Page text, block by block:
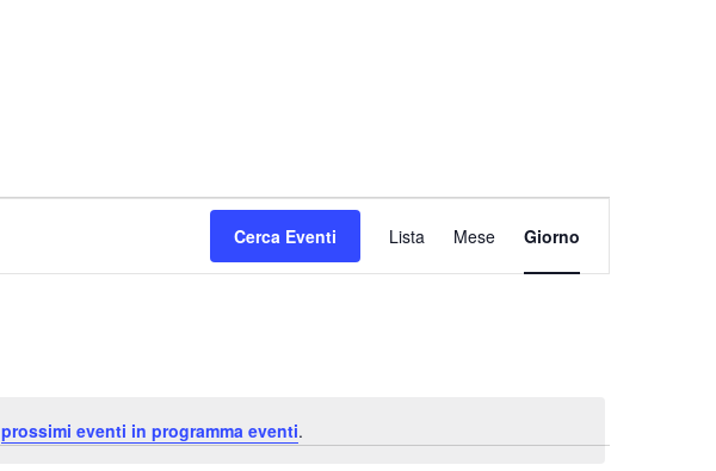
prossimi eventi in programma eventi.
Cerca Eventi
Viste
Navigazione
Lista Mese Giorno